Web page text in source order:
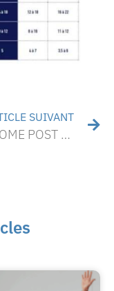
SUIVANT
SYNDROME POST COVID : Le cas des patients non hospitalisés